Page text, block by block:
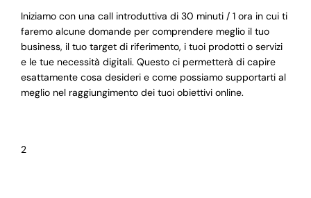
Iniziamo con una call introduttiva di 30 minuti / 1 ora in cui ti
faremo alcune domande per comprendere meglio il tuo
business, il tuo target di riferimento, i tuoi prodotti o servizi
e le tue necessità digitali. Questo ci permetterà di capire
esattamente cosa desideri e come possiamo supportarti al
meglio nel raggiungimento dei tuoi obiettivi online.
2